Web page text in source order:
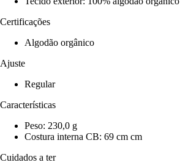
Certificações
Algodão orgânico
Ajuste
Regular
Características
Peso: 230,0 g
Costura interna CB: 69 cm cm
Cuidados a ter